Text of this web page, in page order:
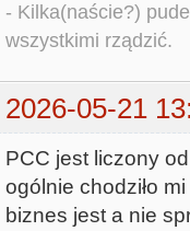
- Kilka(naście?)
wszystkimi rządzić.
2026-05-21
PCC jest liczony
ogólnie chodziło
biznes jest a nie